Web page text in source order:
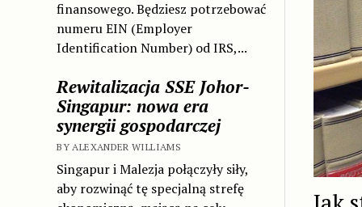
finansowego. Będziesz potrzebować
numeru EIN (Employer
Identification Number) od IRS,...
Rewitalizacja SSE Johor-
Singapur: nowa era
synergii gospodarczej
BY ALEXANDER WILLIAMS
Singapur i Malezja połączyły siły,
aby rozwinąć tę specjalną strefę